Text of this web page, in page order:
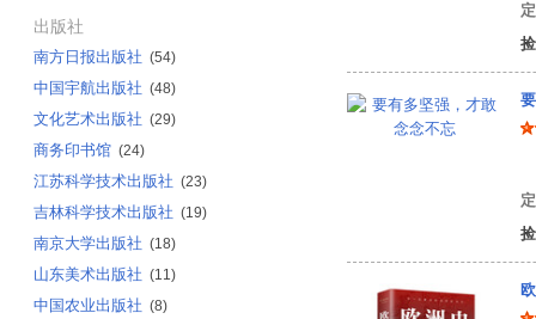
出版社
南方日报出版社 (54)
中国宇航出版社 (48)
文化艺术出版社 (29)
商务印书馆 (24)
江苏科学技术出版社 (23)
吉林科学技术出版社 (19)
南京大学出版社 (18)
山东美术出版社 (11)
中国农业出版社 (8)